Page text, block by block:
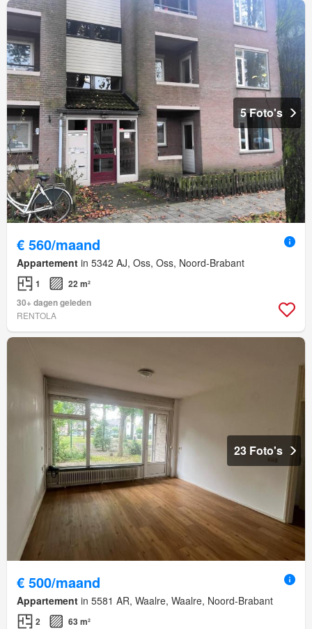
5 Foto's
€ 560/maand
Appartement in 5342 AJ, Oss, Oss, Noord-Brabant
1
22 m²
30+ dagen geleden
RENTOLA
23 Foto's
€ 500/maand
Appartement in 5581 AR, Waalre, Waalre, Noord-Brabant
2 63 m²